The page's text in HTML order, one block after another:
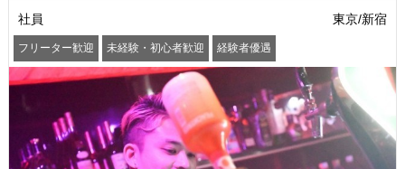
社員 東京/新宿
フリーター歓迎 未経験・初心者歓迎 経験者優遇
学歴(中卒・高卒)不問 友達と一緒に応募OK 髪型・髪色自由 ピアスOK
ネイルOK 駅から徒歩5分以内 社会保険制度あり